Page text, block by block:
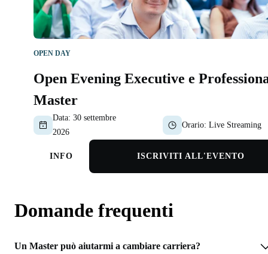
OPEN DAY
Open Evening Executive e
Master
Data: 30 settembre
2026
Orario: Live Streaming
INFO ISCRIVITI ALL'EVENTO
Domande frequenti
Un Master può aiutarmi a cambiare carriera?